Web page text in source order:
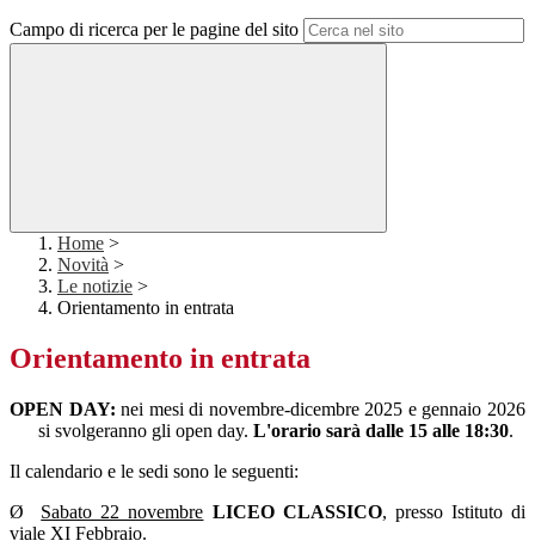
Campo di ricerca per le pagine del sito
Home >
Novità >
Le notizie >
Orientamento in entrata
Orientamento in entrata
OPEN DAY:nei mesi di novembre-dicembre 2025 e gennaio 2026
si svolgeranno gli open day. L'orario sarà dalle 15 alle 18:30.
Il calendario e le sedi sono le seguenti:
Ø Sabato 22 novembre LICEO CLASSICO, presso Istituto di
viale XI Febbraio.